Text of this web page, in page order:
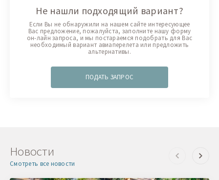
Не нашли подходящий вариант?
Если Вы не обнаружили на нашем сайте интересующее
Вас предложение, пожалуйста, заполните нашу форму
он-лайн запроса, и мы постараемся подобрать для Вас
необходимый вариант авиаперелета или предложить
альтернативы.
ПОДАТЬ ЗАПРОС
Новости
Смотреть все новости